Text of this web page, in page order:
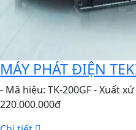
MÁY PHÁT ĐIỆN
- Mã hiệu: TK-200GF - Xuất
220.000.000đ